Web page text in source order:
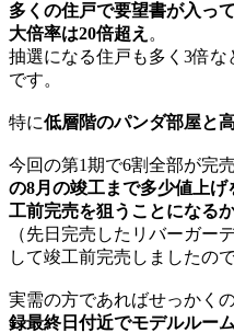
多くの住戸で要望書が入っ
大倍率は20倍超え 。
抽選になる住戸も多く3倍
です。
特に低層階のパンダ部屋と
今回の第1期で6割全部が完売
の8月の竣工まで多少値上
工前完売を狙うことになる
（先日完売したリバーガー
して竣工前完売しましたの
実需の方であればせっかく
録最終日付近でモデルルー